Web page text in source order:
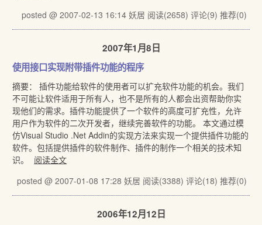
posted @ 2007-02-13 16:14 妖居 阅读(2658) 评论(9) 推荐(0)
2007年1月8日
使用接口实现附带插件功能的程序
摘要： 插件功能给软件的使用者可以扩充软件功能的机会。我们
不可能让软件适用于所有人，也不是所有的人都会出资帮助你实
现他们的需求。插件功能提供了一个软件的高度可扩充性，允许
用户作为软件的二次开发者，继续完善软件的功能。 本文通过模
仿Visual Studio .Net Addin的实现方法来实现一个提供插件功能的
软件。包括提供插件的软件制作、插件的制作一个相关的技术知
识。
阅读全文
posted @ 2007-01-08 17:28 妖居 阅读(3388) 评论(18) 推荐(0)
2006年12月12日